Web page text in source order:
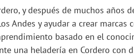
y después de muchos años
Andes y ayudar a crear marcas
basado en el
una heladería en Cordero con